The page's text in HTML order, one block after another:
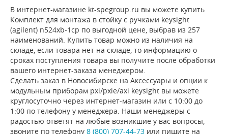
В интернет-магазине kt-spegroup.ru вы можете купить
Комплект для монтажа в стойку c ручками keysight
(agilent) n524xb-1cp по выгодной цене, выбрав из 257
наименований. Купить товар можно из наличия на
складе, если товара нет на складе, то информацию о
сроках поступления товара вы получите после обработки
вашего интернет-заказа менеджером.
Сделать заказ в Новосибирске на Аксессуары и опции к
модульным приборам pxi/pxie/axi keysight вы можете
круглосуточно через интернет-магазин или с 10:00 до
1:00 по телефону у менеджера. Наши менеджеры с
радостью ответят на любые возникшие у вас вопросы,
звоните по телефону 8 (800) 707-44-73 или пишите на